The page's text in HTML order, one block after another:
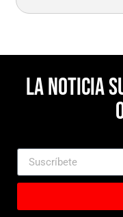
La noticia